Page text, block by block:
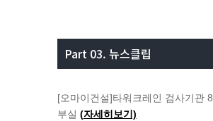
Part 03. 뉴스클립
[오마이건설]타워크레인 검사기관8
부실 (자세히보기)